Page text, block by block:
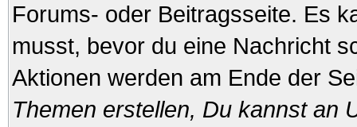
Forums- oder Beitragsseite. Es
musst, bevor du eine Nachricht
Aktionen werden am Ende der
Themen erstellen, Du kannst an